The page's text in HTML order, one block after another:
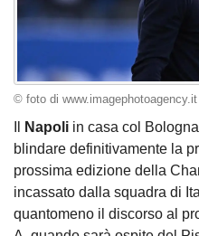
© foto di www.imagephotoagency.it
Napoli in casa col
blindare definitivamente la
prossima edizione della
incassato dalla squadra di
quantomeno il discorso al